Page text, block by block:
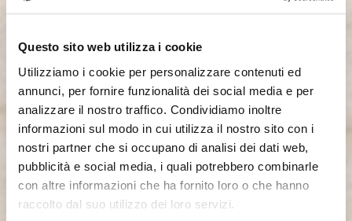
Questo sito web utilizza i cookie
Utilizziamo i cookie per personalizzare contenuti ed
annunci, per fornire funzionalità dei social media e per
analizzare il nostro traffico. Condividiamo inoltre
informazioni sul modo in cui utilizza il nostro sito con i
nostri partner che si occupano di analisi dei dati web,
pubblicità e social media, i quali potrebbero combinarle
con altre informazioni che ha fornito loro o che hanno
raccolto dal suo utilizzo dei loro servizi.